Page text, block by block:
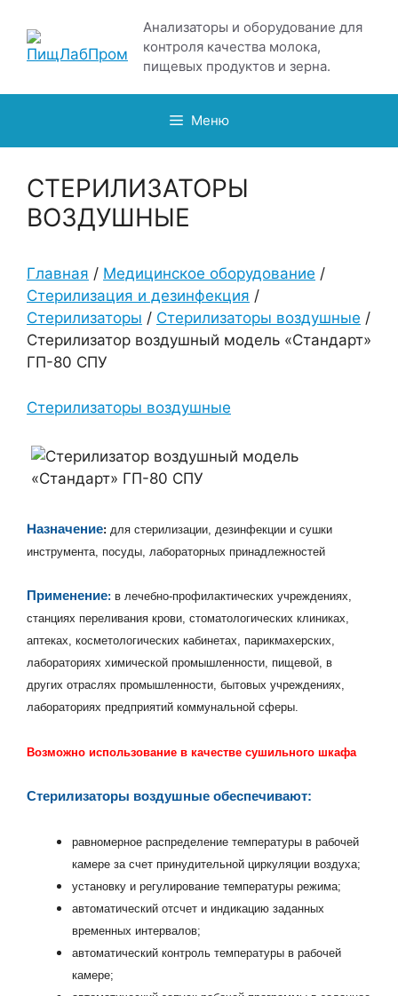
содержимому
Анализаторы и оборудование для
контроля качества молока,
пищевых продуктов и зерна.
Меню
СТЕРИЛИЗАТОРЫ
ВОЗДУШНЫЕ
Главная / Медицинское оборудование /
Стерилизация и дезинфекция /
Стерилизаторы / Стерилизаторы воздушные /
Стерилизатор воздушный модель «Стандарт»
ГП-80 СПУ
Стерилизаторы воздушные
Назначение: для стерилизации, дезинфекции и сушки
инструмента, посуды, лабораторных принадлежностей
Применение: в лечебно-профилактических учреждениях,
станциях переливания крови, стоматологических клиниках,
аптеках, косметологических кабинетах, парикмахерских,
лабораториях химической промышленности, пищевой, в
других отраслях промышленности, бытовых учреждениях,
лабораториях предприятий коммунальной сферы.
Возможно использование в качестве сушильного шкафа
Стерилизаторы воздушные обеспечивают:
равномерное распределение температуры в рабочей
камере за счет принудительной циркуляции воздуха;
установку и регулирование температуры режима;
автоматический отсчет и индикацию заданных
временных интервалов;
автоматический контроль температуры в рабочей
камере;